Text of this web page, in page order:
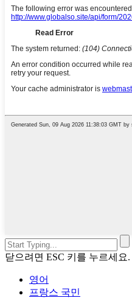
닫으려면 ESC 키를 누르세요.
영어
프랑스 국민